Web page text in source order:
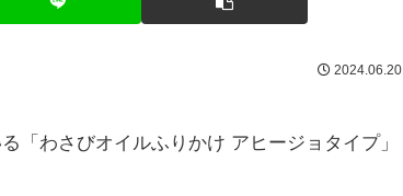
2024.06.20
「わさびオイルふりかけ アヒージョタイプ」